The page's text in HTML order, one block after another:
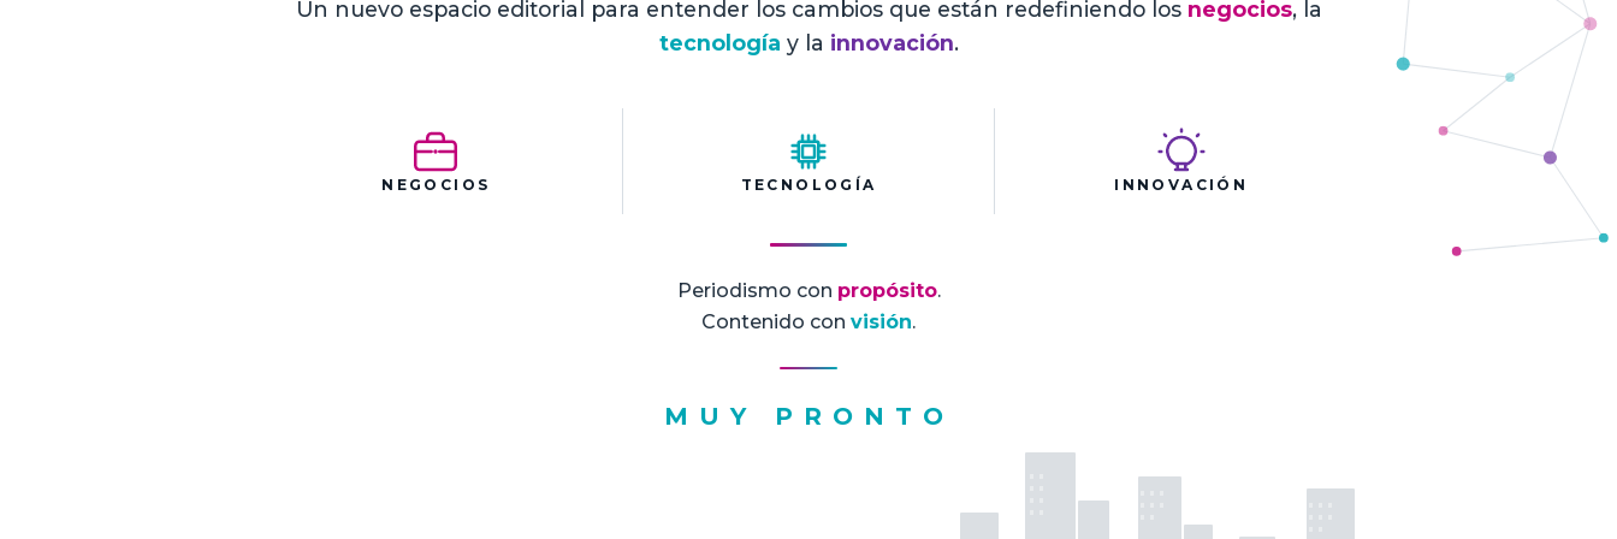
Un nuevo espacio editorial para entender los cambios que están redefiniendo los negocios, la
tecnología y la innovación.
NEGOCIOS TECNOLOGÍA INNOVACIÓN
Periodismo con propósito.
Contenido con visión.
MUY PRONTO